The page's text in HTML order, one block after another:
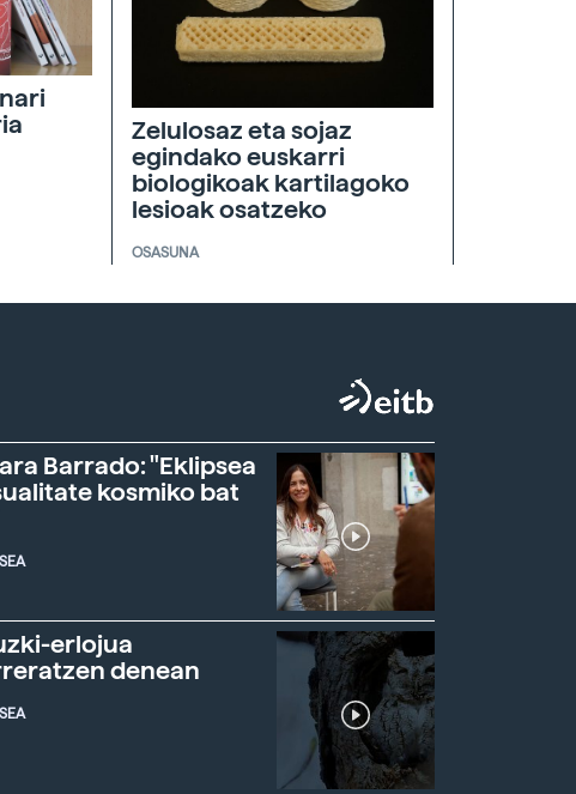
Zelulosaz eta sojaz
egindako euskarri
biologikoak kartilagoko
lesioak osatzeko
OSASUNA
Barrado: "Eklipsea
kosmiko bat
erlojua
denean